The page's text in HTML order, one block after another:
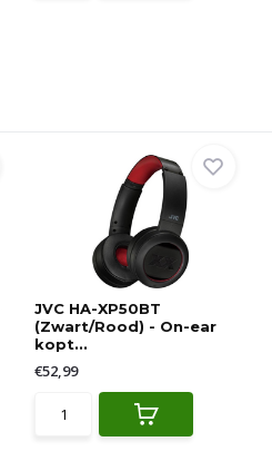
JVC HA-XP50BT
(Zwart/Rood) - On-ear
kopt...
€52,99